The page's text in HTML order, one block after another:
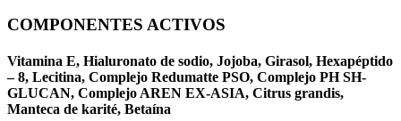
COMPONENTES ACTIVOS
Vitamina E, Hialuronato de sodio, Jojoba, Girasol, Hexapéptido
– 8, Lecitina, Complejo Redumatte PSO, Complejo PH SH-
GLUCAN, Complejo AREN EX-ASIA, Citrus grandis,
Manteca de karité, Betaína